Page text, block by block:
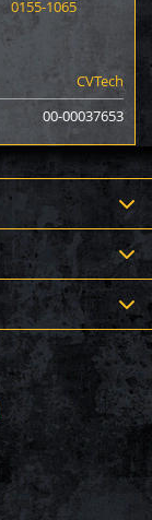
0155-1065
CVTech
00-00037653